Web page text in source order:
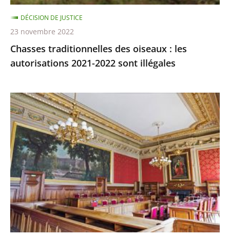
sont
illégales
Chasses traditionnelles des oiseaux : les
autorisations 2021-2022 sont illégales
DÉCISION DE JUSTICE
23 novembre 2022
Ocean
Viking
:
le
Conseil
d’État
rejette
l’appel
demandant
qu’il